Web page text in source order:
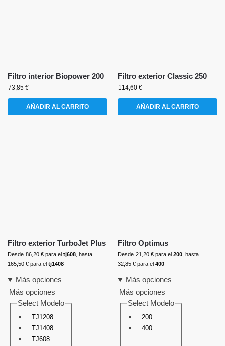
Filtro interior Biopower 200
73,85 €
AÑADIR AL CARRITO
Filtro exterior Classic 250
114,60 €
AÑADIR AL CARRITO
Filtro exterior TurboJet Plus
Desde 86,20 € para el tj608 , hasta
165,50 € para el tj1408
Más opciones
Más opciones
Select Modelo
TJ1208
TJ1408
TJ608
Filtro Optimus
Desde 21,20 € para el 200 , hasta
32,85 € para el 400
Más opciones
Más opciones
Select Modelo
200
400